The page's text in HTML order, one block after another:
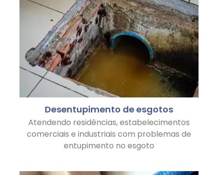
Desentupimento de esgotos
Atendendo residências, estabelecimentos
comerciais e industriais com problemas de
entupimento no esgoto